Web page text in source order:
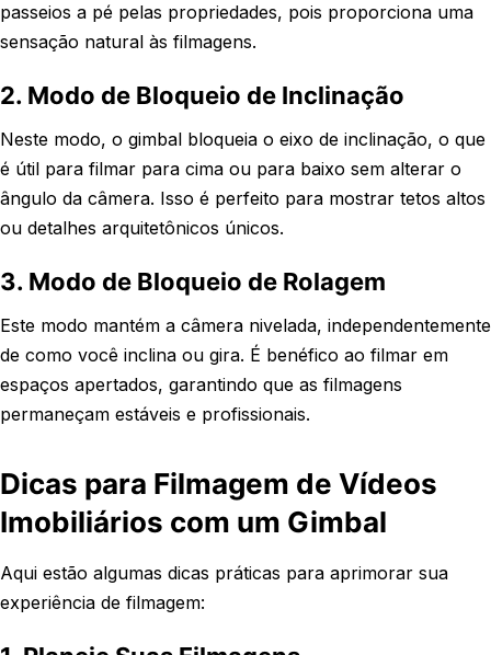
passeios a pé pelas propriedades, pois proporciona uma
sensação natural às filmagens.
2. Modo de Bloqueio de Inclinação
Neste modo, o gimbal bloqueia o eixo de inclinação, o que
é útil para filmar para cima ou para baixo sem alterar o
ângulo da câmera. Isso é perfeito para mostrar tetos altos
ou detalhes arquitetônicos únicos.
3. Modo de Bloqueio de Rolagem
Este modo mantém a câmera nivelada, independentemente
de como você inclina ou gira. É benéfico ao filmar em
espaços apertados, garantindo que as filmagens
permaneçam estáveis e profissionais.
Dicas para Filmagem de Vídeos
Imobiliários com um Gimbal
Aqui estão algumas dicas práticas para aprimorar sua
experiência de filmagem: